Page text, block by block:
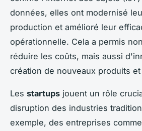
données, elles ont modernisé
production et amélioré leur
opérationnelle. Cela a permis
réduire les coûts, mais aussi
création de nouveaux produits
Les startups jouent un rôle
disruption des industries
exemple, des entreprises